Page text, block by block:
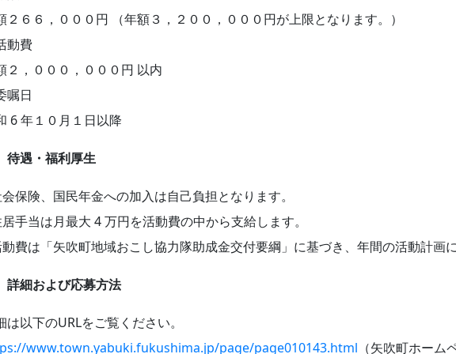
２６６，０００円 （年額３，２００，０００円が上限となります。）
動費
２，０００，０００円 以内
嘱日
6 年１０月１日以降
遇・福利厚生
保険、国民年金への加入は自己負担となります。
手当は月最大 4 万円を活動費の中から支給します。
費は「矢吹町地域おこし協力隊助成金交付要綱」に基づき、年間の活動計画
細および応募方法
は以下のURLをご覧ください。
www.town.yabuki.fukushima.jp/page/page010143.html （矢吹町ホーム